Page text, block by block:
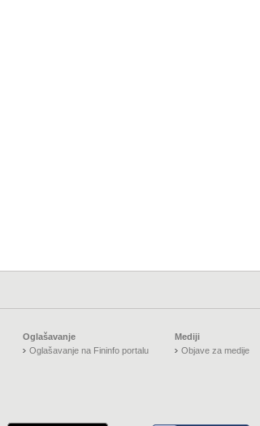
Oglašavanje
Oglašavanje na Fininfo portalu
Mediji
Objave za medije